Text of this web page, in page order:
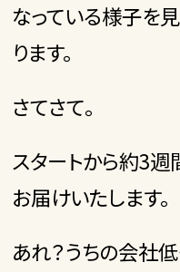
なっている様子を
ります。
さてさて。
スタートから約3
お届けいたします。
あれ？うちの会社